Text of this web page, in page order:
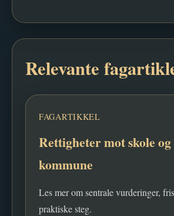
Relevante
FAGARTIKKEL
Rettigheter mot skole og
kommune
Les mer om sentrale vurderinger,
praktiske steg.